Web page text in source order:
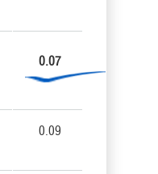
0.07
0.09